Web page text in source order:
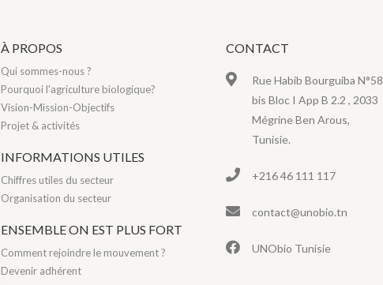
À PROPOS
Qui sommes-nous ?
Pourquoi l'agriculture biologique?
Vision-Mission-Objectifs
Projet & activités
INFORMATIONS UTILES
Chiffres utiles du secteur
Organisation du secteur
ENSEMBLE ON EST PLUS FORT
Comment rejoindre le mouvement ?
Devenir adhérent
CONTACT
Rue Habib Bourguiba N°58
bis Bloc I App B 2.2 , 2033
Mégrine Ben Arous,
Tunisie.
+216 46 111 117
contact@unobio.tn
UNObio Tunisie